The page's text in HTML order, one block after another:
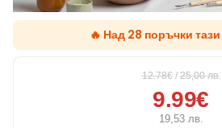
🔥 Над 28 поръчки
12.78€ / 25,00лв.
9.99€
19,53 лв.